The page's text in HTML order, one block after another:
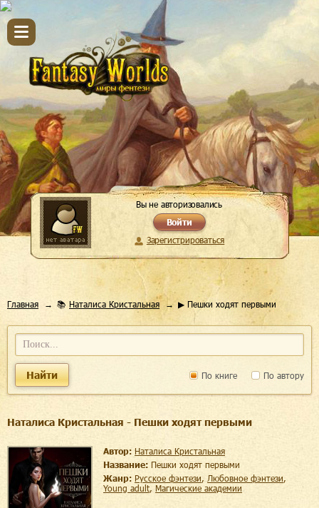
Вы не авторизовались
Войти
Зарегистрироваться
Главная 📚 Наталиса Кристальная ▶ Пешки ходят первыми
По книге По автору
Найти
Наталиса Кристальная - Пешки ходят первыми
Автор: Наталиса Кристальная
Название: Пешки ходят первыми
Жанр:
русское фэнтези, любовное фэнтези,
young adult, магические академии